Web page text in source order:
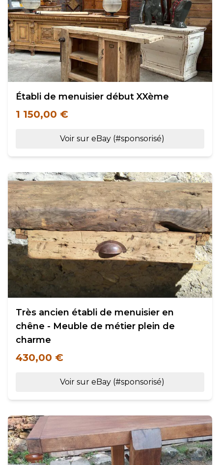
Établi de menuisier début XXème
1 150,00 €
Voir sur eBay (#sponsorisé)
Très ancien établi de menuisier en
chêne - Meuble de métier plein de
charme
430,00 €
Voir sur eBay (#sponsorisé)